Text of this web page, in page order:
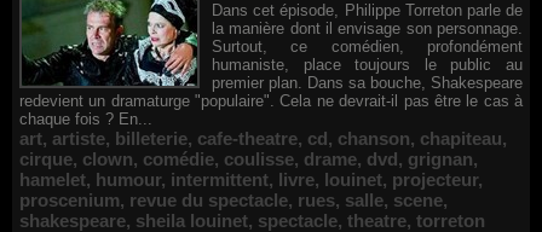
Dans cet épisode, Philippe Torreton parle de
la manière dont il envisage son personnage.
Surtout, ce comédien, profondément
humaniste, place toujours le public au
premier plan. Dans sa bouche, Shakespeare
redevient un dramaturge "populaire". Cela ne devrait-il pas être le cas à
chaque fois ? En...
art, artiste, billeterie, cafe-theatre, cd, chanson, chapiteau,
cirque, clown, comédie, coulisse, drame, dvd, grignan,
hamelet, humour, intermittent, livre, louinet, projecteur,
proscenium, revue du spectacle, rues, salle, scene,
shakespeare, sheila louinet, spectacle, theatre, torreton